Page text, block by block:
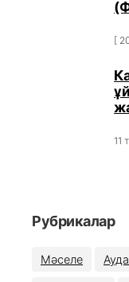
[
11
Рубрикалар
Мәселе